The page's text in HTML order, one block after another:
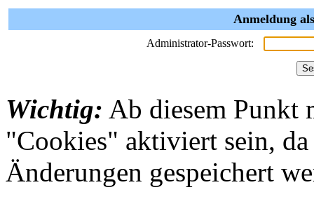
Anmeldung
Administrator-Passwort:
Wichtig: Ab diesem Punkt
"Cookies" aktiviert sein,
Änderungen gespeichert